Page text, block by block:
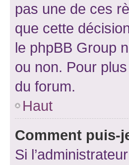
pas une de ces
que cette
le phpBB Group
ou non. Pour
du forum.
Haut
Comment puis-
Si